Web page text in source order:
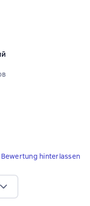
4,8 на основе 195 оценок
Bewertung hinterlassen